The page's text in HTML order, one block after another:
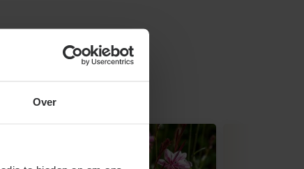
Over
'Baby Blue' snoeien
heeft een natuurlijke neiging tot
snoeien kan helpen om een meer